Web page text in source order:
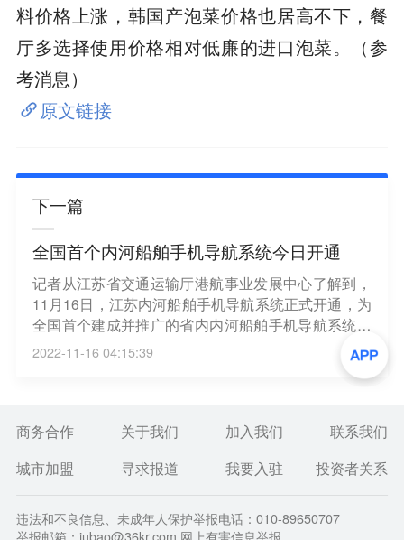
料价格上涨，韩国产泡菜价格也居高不下，餐
厅多选择使用价格相对低廉的进口泡菜。（参
考消息）
原文链接
下一篇
全国首个内河船舶手机导航系统今日开通
记者从江苏省交通运输厅港航事业发展中心了解到，
11月16日，江苏内河船舶手机导航系统正式开通，为
全国首个建成并推广的省内内河船舶手机导航系统。
目前，船民已可通过手机App注册使用。江苏内河船
舶手机导航系统已在江苏全省内河干线航道完成约30
2022-11-16 04:15:39
商务合作 关于我们 加入我们
联系我们
城市加盟
寻求报道 我要入驻 投资者关系
违法和不良信息、未成年人保护举报电话：010-89650707